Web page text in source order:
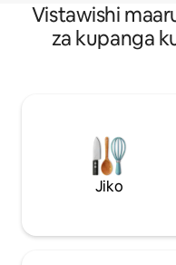
Vistawishi
za kupanga
Jiko